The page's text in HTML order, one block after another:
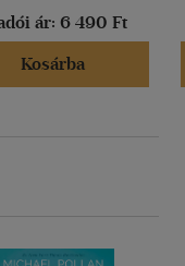
ár: 6 490 Ft
Kosárba